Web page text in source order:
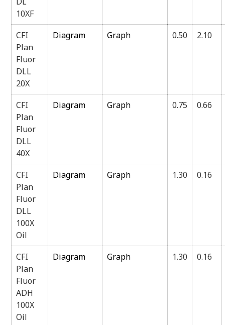
10XF
CFI
Plan
Fluor
DLL
20X
Diagram Graph 0.50 2.10
CFI
Plan
Fluor
DLL
40X
Diagram Graph 0.75 0.66
CFI
Plan
Fluor
DLL
100X
Oil
Diagram Graph 1.30 0.16
CFI
Plan
Fluor
ADH
100X
Oil
Diagram Graph 1.30 0.16